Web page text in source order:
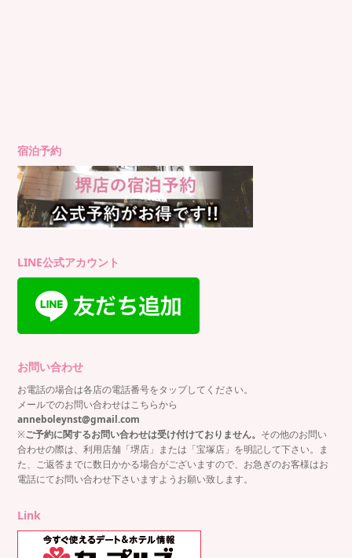
宿泊予約
LINE公式アカウント
お問い合わせ
お電話の場合は各店の電話番号をタップしてください。
メールでのお問い合わせはこちらから
anneboleynst@gmail.com
※ご予約に関するお問い合わせは受け付けておりません。 その他のお問い
合わせの際は、利用店舗「堺店」または「宝塚店」を明記して下さい。ま
た、ご返答までに数日かかる場合がございますので、お急ぎのお客様はお
電話にてお問い合わせ下さいますようお願い致します。
Link